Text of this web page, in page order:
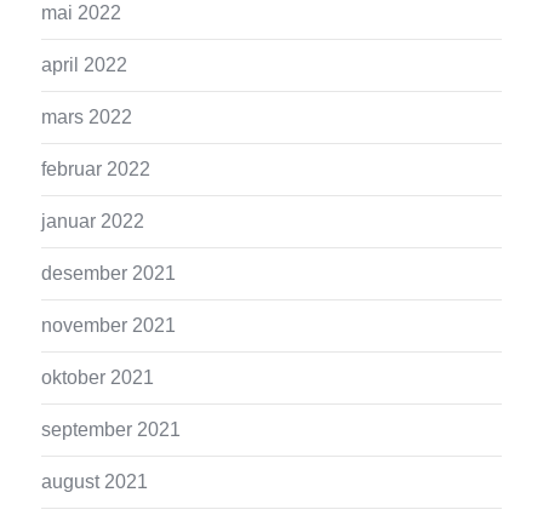
mai 2022
april 2022
mars 2022
februar 2022
januar 2022
desember 2021
november 2021
oktober 2021
september 2021
august 2021